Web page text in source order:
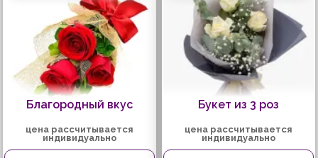
Благородный вкус
цена рассчитывается
индивидуально
Букет из 3 роз
цена рассчитывается
индивидуально